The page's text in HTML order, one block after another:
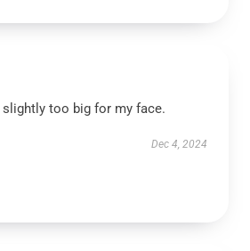
too big for my face.
Dec 4, 2024